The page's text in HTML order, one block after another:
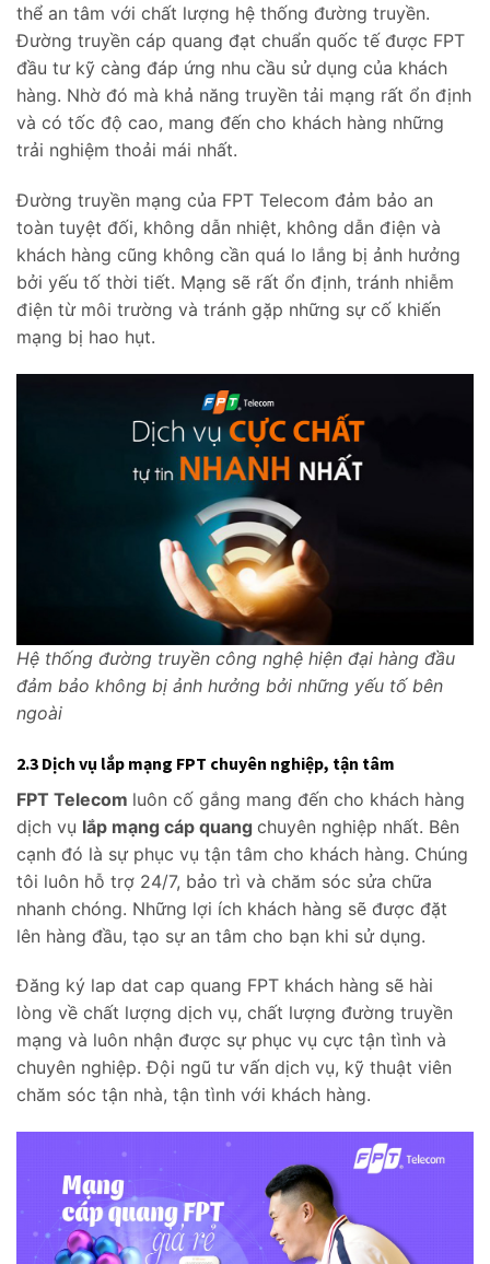
thể an tâm với chất lượng hệ thống đường truyền.
Đường truyền cáp quang đạt chuẩn quốc tế được FPT
đầu tư kỹ càng đáp ứng nhu cầu sử dụng của khách
hàng. Nhờ đó mà khả năng truyền tải mạng rất ổn định
và có tốc độ cao, mang đến cho khách hàng những
trải nghiệm thoải mái nhất.
Đường truyền mạng của FPT Telecom đảm bảo an
toàn tuyệt đối, không dẫn nhiệt, không dẫn điện và
khách hàng cũng không cần quá lo lắng bị ảnh hưởng
bởi yếu tố thời tiết. Mạng sẽ rất ổn định, tránh nhiễm
điện từ môi trường và tránh gặp những sự cố khiến
mạng bị hao hụt.
Hệ thống đường truyền công nghệ hiện đại hàng đầu
đảm bảo không bị ảnh hưởng bởi những yếu tố bên
ngoài
2.3 Dịch vụ lắp mạng FPT chuyên nghiệp, tận tâm
FPT Telecom luôn cố gắng mang đến cho khách hàng
dịch vụ lắp mạng cáp quang chuyên nghiệp nhất. Bên
cạnh đó là sự phục vụ tận tâm cho khách hàng. Chúng
tôi luôn hỗ trợ 24/7, bảo trì và chăm sóc sửa chữa
nhanh chóng. Những lợi ích khách hàng sẽ được đặt
lên hàng đầu, tạo sự an tâm cho bạn khi sử dụng.
Đăng ký lap dat cap quang FPT khách hàng sẽ hài
lòng về chất lượng dịch vụ, chất lượng đường truyền
mạng và luôn nhận được sự phục vụ cực tận tình và
chuyên nghiệp. Đội ngũ tư vấn dịch vụ, kỹ thuật viên
chăm sóc tận nhà, tận tình với khách hàng.